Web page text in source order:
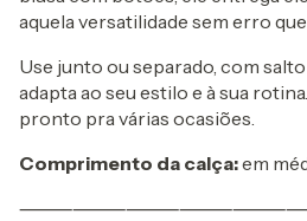
aquela versatilidade sem erro que
Use junto ou separado, com
adapta ao seu estilo e à sua
pronto pra várias ocasiões.
Comprimento da calça:em